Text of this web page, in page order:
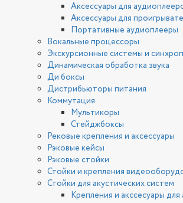
Аксессуары для
Аксессуары для
Портативные аудиоплееры
Вокальные процессоры
Экскурсионные системы и
Динамическая обработка звука
Ди боксы
Дистрибьюторы питания
Коммутация
Мультикоры
Стейджбоксы
Рековые крепления и аксессуары
Рэковые кейсы
Рэковые стойки
Стойки и крепления
Стойки для акустических систем
Крепления и акссесуары